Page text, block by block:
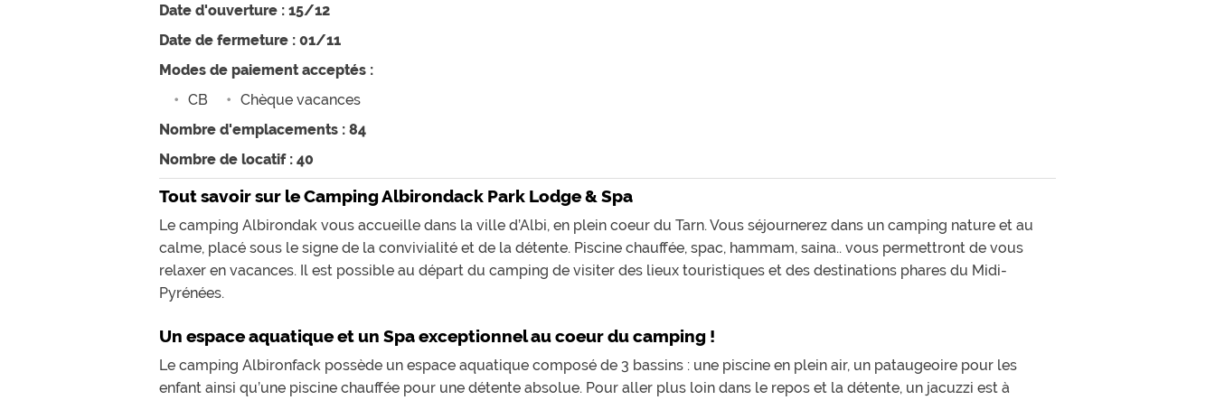
Date d'ouverture : 15/12
Date de fermeture : 01/11
Modes de paiement acceptés :
CB
Chèque vacances
Nombre d'emplacements : 84
Nombre de locatif : 40
Tout savoir sur le Camping Albirondack Park Lodge & Spa
Le camping Albirondak vous accueille dans la ville d’Albi, en plein coeur du Tarn. Vous séjournerez dans un camping nature et au
calme, placé sous le signe de la convivialité et de la détente. Piscine chauffée, spac, hammam, saina.. vous permettront de vous
relaxer en vacances. Il est possible au départ du camping de visiter des lieux touristiques et des destinations phares du Midi-
Pyrénées.
Un espace aquatique et un Spa exceptionnel au coeur du camping !
Le camping Albironfack possède un espace aquatique composé de 3 bassins : une piscine en plein air, un pataugeoire pour les
enfant ainsi qu’une piscine chauffée pour une détente absolue. Pour aller plus loin dans le repos et la détente, un jacuzzi est à